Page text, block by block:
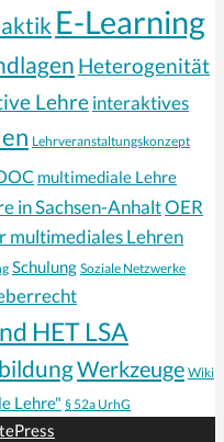
E-Learning
Heterogenität
Lehreinteraktives
Lehrveranstaltungskonzept
multimediale Lehre
in Sachsen-AnhaltOER
multimediales Lehren
Schulung Soziale Netzwerke
HET LSA
Werkzeuge Wiki
Lehre" § 52a UrhG